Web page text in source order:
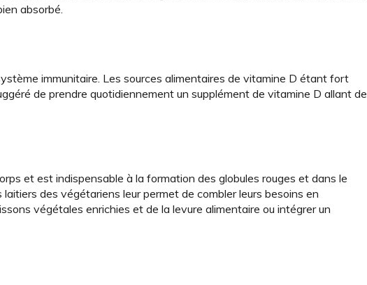
absorbé.
immunitaire. Les sources alimentaires de vitamine D étant fort
de prendre quotidiennement un supplément de vitamine D allant de
et est indispensable à la formation des globules rouges et dans le
des végétariens leur permet de combler leurs besoins en
végétales enrichies et de la levure alimentaire ou intégrer un